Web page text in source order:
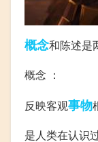
概念和陈述是
概念 ：
反映客观事物
是人类在认识